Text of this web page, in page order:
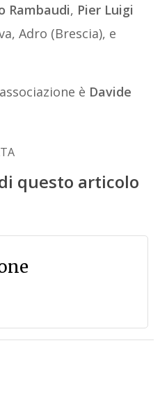
Rambaudi, Pier Luigi
Adro (Brescia), e
è Davide
questo articolo